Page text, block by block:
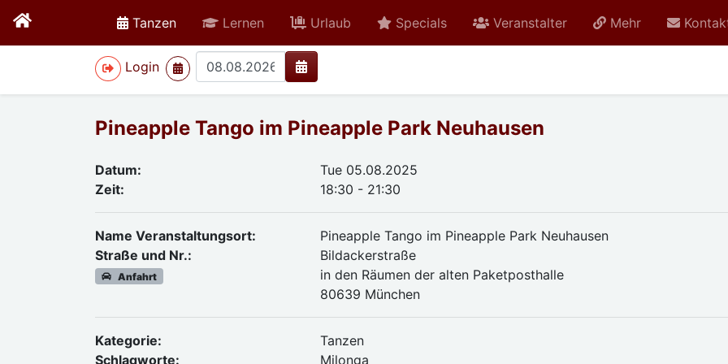
Tanzenactive Lernen Urlaub Specials Veranstalter Mehr
Login
>
Pineapple Tango im Pineapple Park Neuhausen
Datum:
Tue 05.08.2025
Zeit:
18:30 - 21:30
Name Veranstaltungsort:
Pineapple Tango im Pineapple Park Neuhausen
Straße und Nr.:
Anfahrt
Bildackerstraße
in den Räumen der alten Paketposthalle
80639 München
Kategorie:
Tanzen
Schlagworte:
Milonga